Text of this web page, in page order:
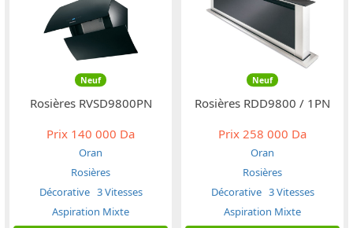
Neuf
Rosières RVSD9800PN
Prix 140 000 Da
Oran
Rosières
Décorative 3 Vitesses
Aspiration Mixte
Neuf
Rosières RDD9800 / 1PN
Prix 258 000 Da
Oran
Rosières
Décorative 3 Vitesses
Aspiration Mixte